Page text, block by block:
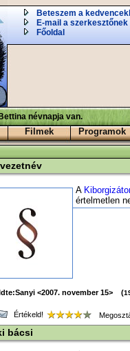
Beteszem a
E-mail a szerkesztőnek
Főoldal
névnapja van.
Filmek Programok
A
értelmetlen
<2007. november 15> (
Értékeld!
bácsi